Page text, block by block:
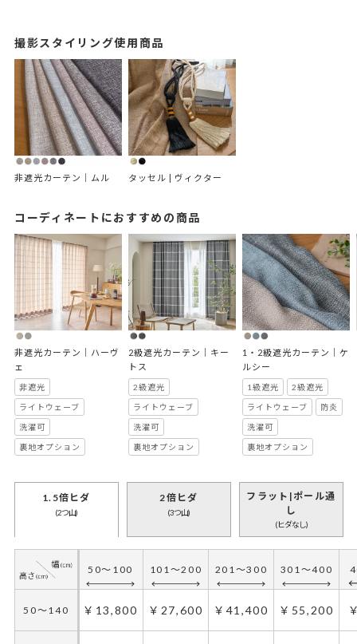
撮影スタイリング使用商品
非遮光カーテン｜ムル タッセル | ヴィクター
コーディネートにおすすめの商品
非遮光カーテン｜ハーヴ
ェ
非遮光
ライトウェーブ
洗濯可
裏地オプション
2級遮光カーテン｜キー
トス
2級遮光
ライトウェーブ
洗濯可
裏地オプション
1・2級遮光カーテン｜ケ
ルシー
1級遮光 2級遮光
ライトウェーブ 防炎
洗濯可
裏地オプション
1.5倍ヒダ
(2つ山)
50～100 101～200 201～300 301～400
50～140 ￥13,800 ￥27,600 ￥41,400 ￥55,200
2倍ヒダ
(3つ山)
フラット|ポール通
し
(ヒダなし)